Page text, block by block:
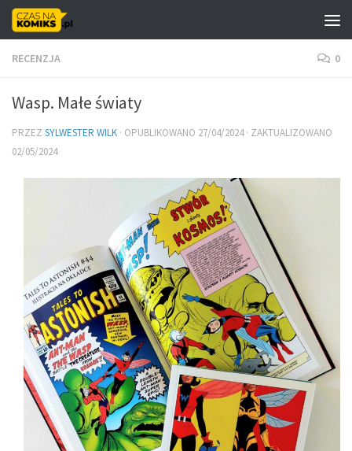
Skip to content
RECENZJA 0
Wasp. Małe światy
PRZEZ SYLWESTER WILK · OPUBLIKOWANO 27/04/2024· ZAKTUALIZOWANO
02/05/2024